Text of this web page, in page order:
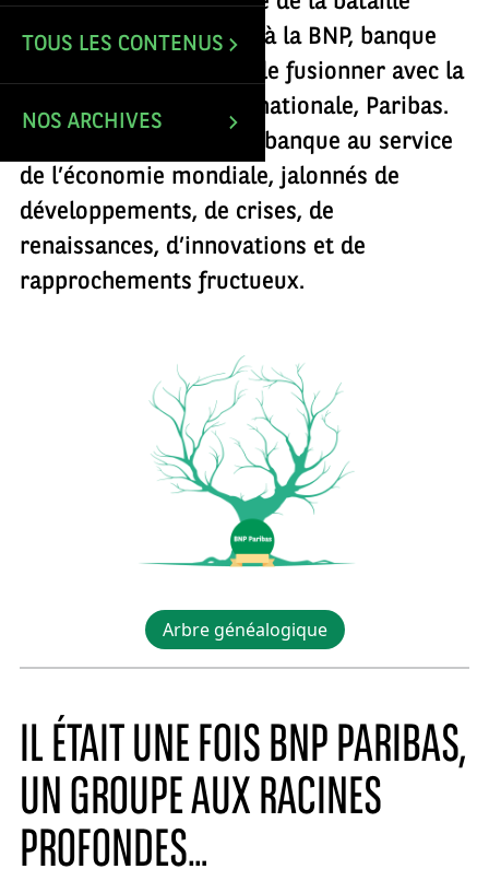
TOUS LES CONTENUS
NOS ARCHIVES
boursière qui a permis à la BNP, banque
numéro un en France, de fusionner avec la
banque d’affaires internationale, Paribas.
Découvrez 2 siècles de banque au service
de l’économie mondiale, jalonnés de
développements, de crises, de
renaissances, d’innovations et de
rapprochements fructueux.
Arbre généalogique
IL ÉTAIT UNE FOIS BNP PARIBAS,
UN GROUPE AUX RACINES
PROFONDES…